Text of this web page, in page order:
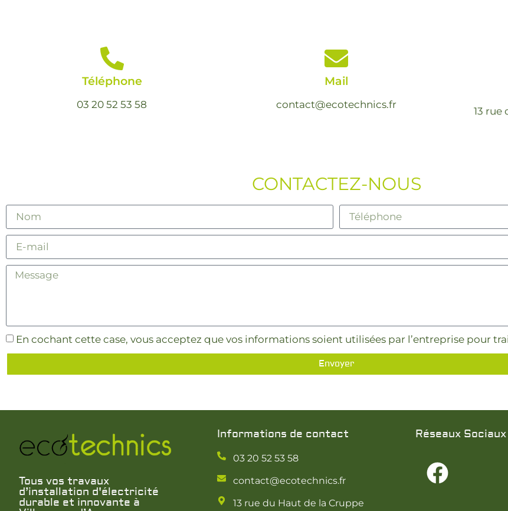
Téléphone
03 20 52 53 58
Mail
contact@ecotechnics.fr
13 rue
CONTACTEZ-NOUS
En cochant cette case, vous acceptez que vos informations soient utilisées par l’entreprise pour
Envoyer
Tous vos travaux
d’installation d'électricité
durable et innovante à
Informations de contact
03 20 52 53 58
contact@ecotechnics.fr
13 rue du Haut de la Cruppe
Réseaux Sociaux